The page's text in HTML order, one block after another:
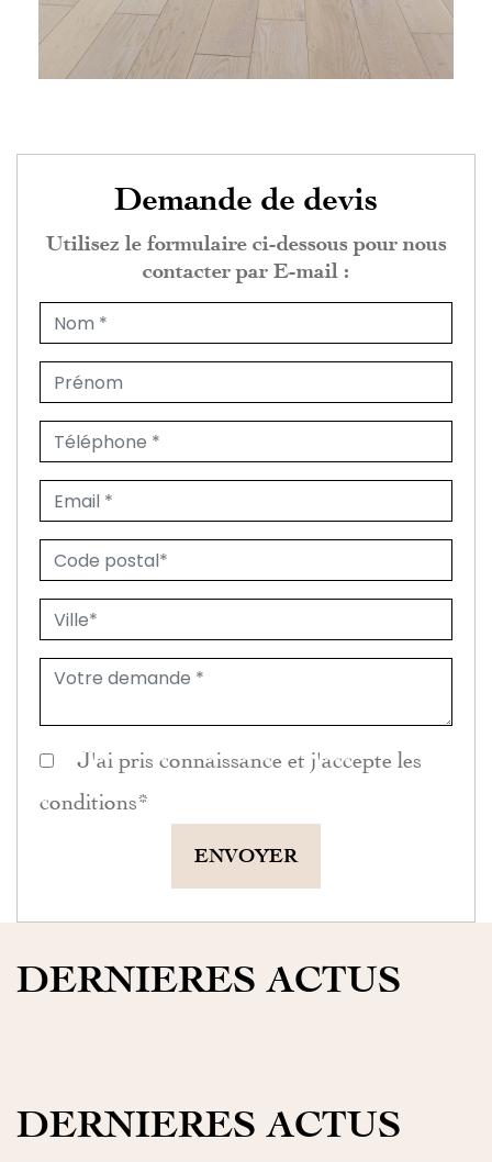
Demande de devis
Utilisez le formulaire ci-dessous pour nous
contacter par E-mail :
J'ai pris connaissance et j'accepte les
conditions *
ENVOYER
DERNIERES ACTUS
DERNIERES ACTUS